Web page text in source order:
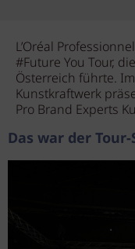
L’Oréal
#Future You Tour,
Österreich führte.
Kunstkraftwerk
Pro Brand Experts
Das war der